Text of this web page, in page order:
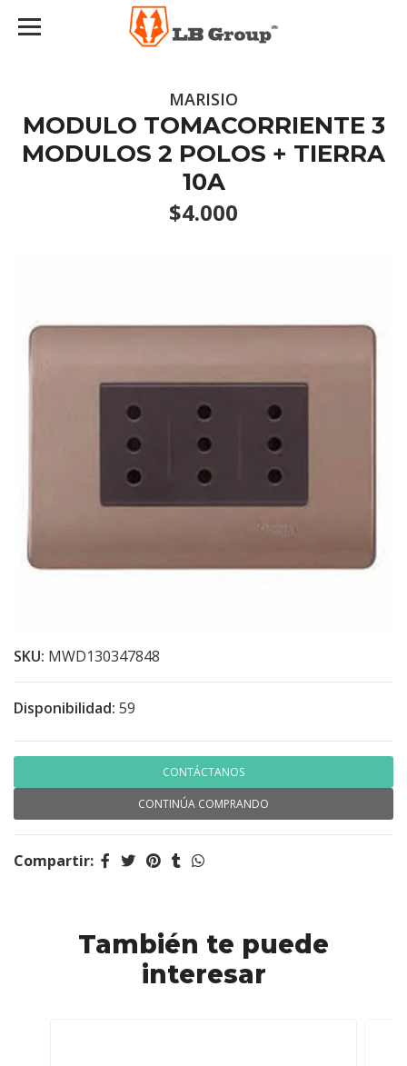
MARISIO
MODULO TOMACORRIENTE 3
MODULOS 2 POLOS + TIERRA
10A
$4.000
SKU: MWD130347848
Disponibilidad: 59
CONTÁCTANOS
CONTINÚA COMPRANDO
Compartir:
También te puede
interesar